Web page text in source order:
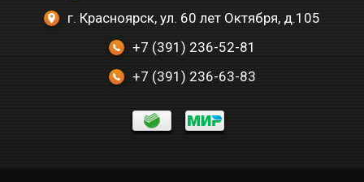
г. Красноярск, ул. 60 лет Октября, д.105
+7 (391) 236-52-81
+7 (391) 236-63-83